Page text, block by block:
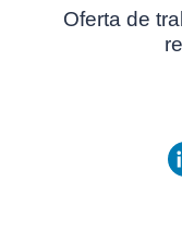
Oferta de